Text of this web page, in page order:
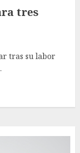
tres
tras su labor